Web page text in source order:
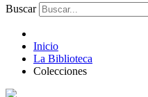
Buscar
Inicio
La Biblioteca
Colecciones